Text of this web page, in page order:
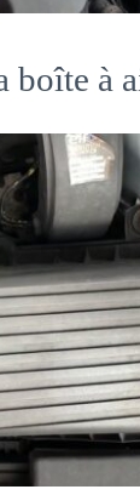
boîte à